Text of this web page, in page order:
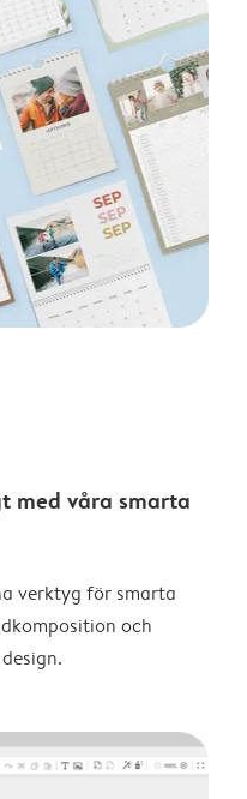
med våra smarta
verktyg för smarta
och